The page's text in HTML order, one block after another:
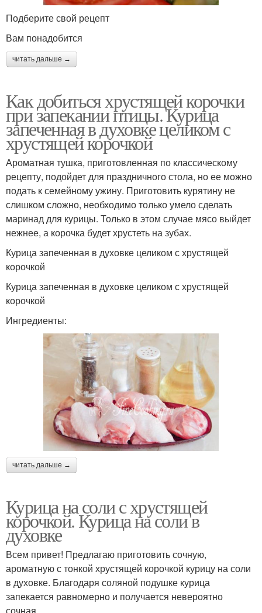
Подберите свой рецепт
Вам понадобится
читать дальше →
Как добиться хрустящей корочки
при запекании птицы. Курица
запеченная в духовке целиком с
хрустящей корочкой
Ароматная тушка, приготовленная по классическому
рецепту, подойдет для праздничного стола, но ее можно
подать к семейному ужину. Приготовить курятину не
слишком сложно, необходимо только умело сделать
маринад для курицы. Только в этом случае мясо выйдет
нежнее, а корочка будет хрустеть на зубах.
Курица запеченная в духовке целиком с хрустящей
корочкой
Курица запеченная в духовке целиком с хрустящей
корочкой
Ингредиенты:
читать дальше →
Курица на соли с хрустящей
корочкой. Курица на соли в
духовке
Всем привет! Предлагаю приготовить сочную,
ароматную с тонкой хрустящей корочкой курицу на соли
в духовке. Благодаря соляной подушке курица
запекается равномерно и получается невероятно
сочная.